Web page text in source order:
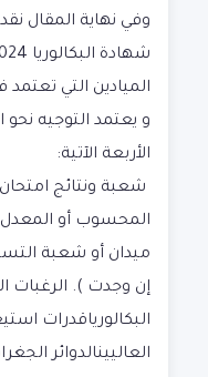
وفي نهاية المقال
الميادين التي تعتمد
و يعتمد التوجيه نحو
الأربعة الآتية:
شعبة ونتائج
المحسوب أو المعدل
ميدان أو شعبة
إن وجدت ).
البكالورياقدرات
العاليينالدوائر